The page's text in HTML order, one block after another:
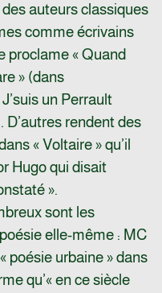
auteurs classiques
comme écrivains
proclame « Quand
» (dans
un Perrault
D’autres rendent des
« Voltaire » qu’il
Hugo qui disait
».
sont les
elle-même : MC
poésie urbaine » dans
qu’« en ce siècle